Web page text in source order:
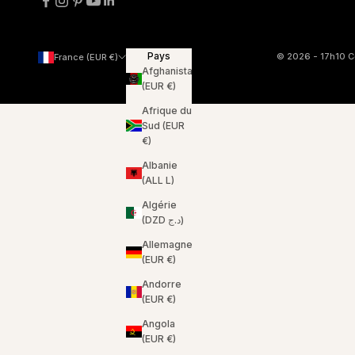
France (EUR €)
Pays
Afghanistan
(EUR €)
Afrique du
Sud (EUR
€)
Albanie
(ALL L)
Algérie
(DZD د.ج)
Allemagne
(EUR €)
Andorre
(EUR €)
Angola
(EUR €)
© 2026 - 17h10